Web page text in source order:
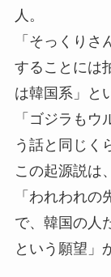
人。
「そっくり
することには
は韓国系」と
「ゴジラも
う話と同じく
この起源説は
「われわれ
で、韓国の人
という願望」